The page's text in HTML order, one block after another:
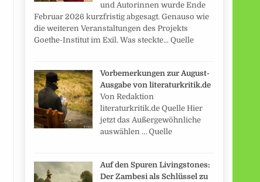
und Autorinnen wurde Ende
Februar 2026 kurzfristig abgesagt. Genauso wie
die weiteren Veranstaltungen des Projekts
Goethe-Institut im Exil. Was steckte... Quelle
Vorbemerkungen zur August-
Ausgabe von literaturkritik.de
Von Redaktion
literaturkritik.de Quelle Hier
jetzt das Außergewöhnliche
auswählen … Quelle
Auf den Spuren Livingstones:
Der Zambesi als Schlüssel zu